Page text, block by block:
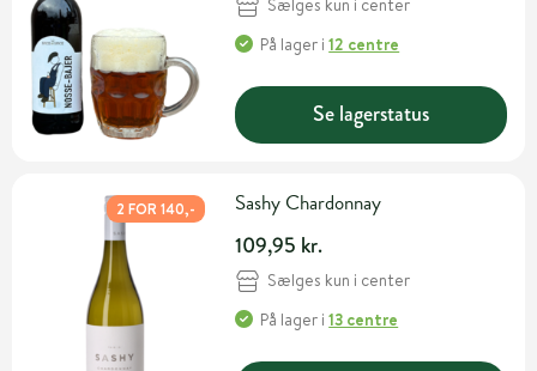
Sælges kun i center
På lager i12 centre
Se lagerstatus
2 FOR 140,- Sashy Chardonnay
109,95 kr.
Sælges kun i center
På lager i13 centre